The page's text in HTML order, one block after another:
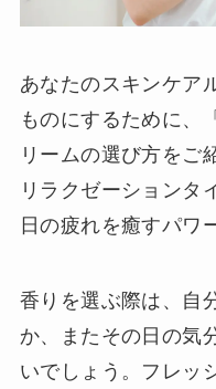
あなたのスキンケア
ものにするために、
リームの選び方をご
リラクゼーションタ
日の疲れを癒すパワ
香りを選ぶ際は、自
か、またその日の気
いでしょう。フレッ